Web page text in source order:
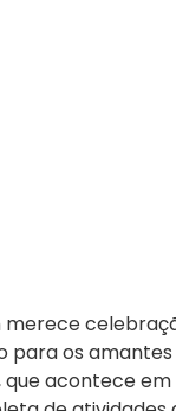
para os
que acontece